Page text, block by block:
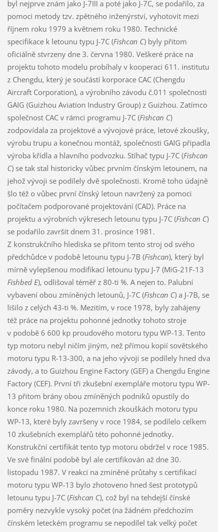
byl nejprve znám jako J-7III a poté jako J-7C, se podařilo, za
pomoci metody tzv. zpětného inženýrství, vyhotovit mezi
říjnem roku 1979 a květnem roku 1980. Technické
specifikace k letounu typu J-7C (Fishcan C) byly přitom
oficiálně stvrzeny dne 3. června 1980. Veškeré práce na
projektu tohoto modelu probíhaly v kooperaci 611. institutu
z Chengdu, který je součástí korporace CAC (Chengdu
Aircraft Corporation), a výrobního závodu č.011 společnosti
GAIG (Guizhou Aviation Industry Group) z Guizhou. Zatímco
společnost CAC v rámci programu J-7C (Fishcan C)
zodpovídala za projektové a vývojové práce, letové zkoušky,
výrobu trupu a konečnou montáž, společnosti GAIG připadla
výroba křídla a hlavního podvozku. Stíhač typu J-7C (Fishcan
C) se tak stal historicky vůbec prvním čínským letounem, na
jehož vývoji se podílely dvě společnosti. Kromě toho údajně
šlo též o vůbec první čínský letoun navržený za pomoci
počítačem podporované projektování (CAD). Práce na
projektu a výrobních výkresech letounu typu J-7C (Fishcan C)
se podařilo završit dnem 31. prosince 1981.
Z konstrukčního hlediska se přitom tento stroj od svého
předchůdce v podobě letounu typu J-7B (Fishcan), který byl
mírně vylepšenou modifikací letounu typu J-7 (MiG-21F-13
Fishbed E), odlišoval téměř z 80-ti %. A nejen to. Palubní
vybavení obou zmíněných letounů, J-7C (Fishcan C) a J-7B, se
lišilo z celých 43-ti %. Mezitím, v roce 1978, byly zahájeny
též práce na projektu pohonné jednotky tohoto stroje
v podobě 6 600 kp proudového motoru typu WP-13. Tento
typ motoru nebyl ničím jiným, než přímou kopií sovětského
motoru typu R-13-300, a na jeho vývoji se podílely hned dva
závody, a to Guizhou Engine Factory (GEF) a Chengdu Engine
Factory (CEF). První tři zkušební exempláře motoru typu WP-
13 přitom brány obou zmíněných podniků opustily do
konce roku 1980. Na pozemních zkouškách motoru typu
WP-13, které byly završeny v roce 1984, se podílelo celkem
10 zkušebních exemplářů této pohonné jednotky.
Konstrukční certifikát tento typ motoru obdržel v roce 1985.
Ve své finální podobě byl ale certifikován až dne 30.
listopadu 1987. V reakci na zmíněné průtahy s certifikací
motoru typu WP-13 bylo zhotoveno hned šest prototypů
letounu typu J-7C (Fishcan C), což byl na tehdejší čínské
poměry nezvykle vysoký počet (na žádném předchozím
čínském leteckém programu se nepodílel tak velký počet